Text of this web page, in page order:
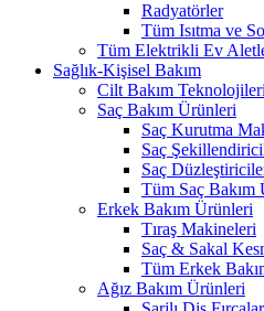
Radyatörler
Tüm Isıtma ve
Tüm Elektrikli Ev
Sağlık-Kişisel Bakım
Cilt Bakım Teknolojileri
Saç Bakım Ürünleri
Saç Kurutma
Saç
Saç
Tüm Saç Bakım
Erkek Bakım Ürünleri
Tıraş Makineleri
Saç & Sakal
Tüm Erkek
Ağız Bakım Ürünleri